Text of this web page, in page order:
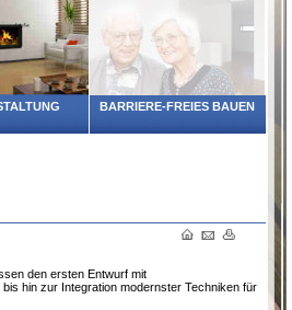
BARRIERE-FREIES BAUEN
den ersten Entwurf mit
hin zur Integration modernster Techniken für